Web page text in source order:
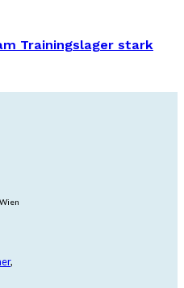
Trainingslager stark
,